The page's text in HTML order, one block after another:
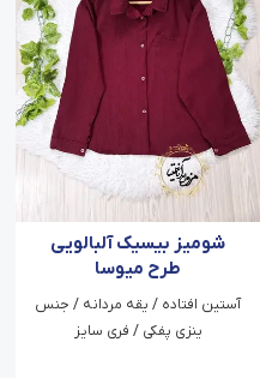
شومیز بیسیک آلبالویی
طرح میوسا
آستین افتاده / یقه مردانه / جنس
ینزی پفکی / فری سایز